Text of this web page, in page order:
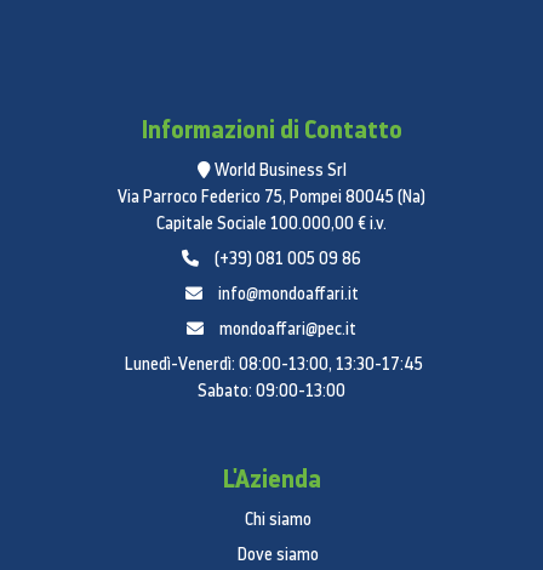
Informazioni di Contatto
World Business Srl
Via Parroco Federico 75, Pompei 80045 (Na)
Capitale Sociale 100.000,00 € i.v.
(+39) 081 005 09 86
info@mondoaffari.it
mondoaffari@pec.it
Lunedì-Venerdì: 08:00-13:00, 13:30-17:45
Sabato: 09:00-13:00
L'Azienda
Chi siamo
Dove siamo